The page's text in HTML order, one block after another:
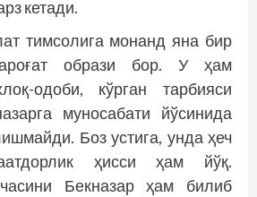
кетади.
тимсолига монанд яна бир
образи бор. У ҳам
одоби, кўрган тарбияси
муносабати йўсинида
Боз устига, унда ҳеч
ҳисси ҳам йўқ.
Бекназар ҳам билиб